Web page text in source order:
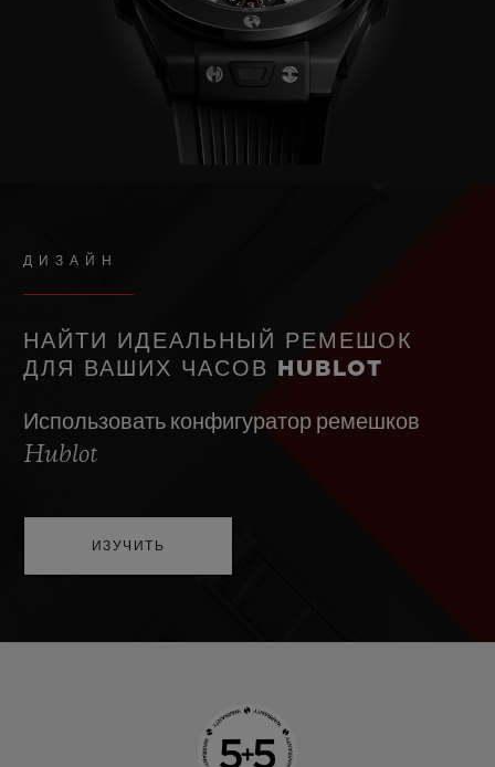
ДИЗАЙН
НАЙТИ ИДЕАЛЬНЫЙ РЕМЕШОК
ДЛЯ ВАШИХ ЧАСОВ HUBLOT
Использовать конфигуратор ремешков
Hublot
ИЗУЧИТЬ